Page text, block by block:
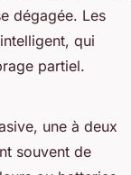
dégagée. Les
qui
partiel.
une à deux
souvent de